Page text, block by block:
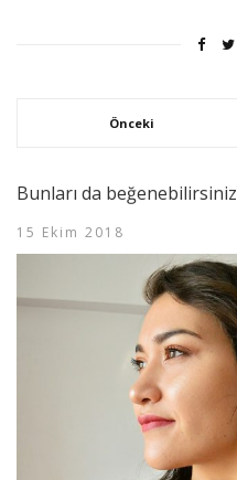
Önceki
Bunları da beğenebilirsiniz
15 Ekim 2018